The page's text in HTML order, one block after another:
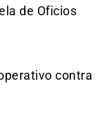
de Oficios
contra